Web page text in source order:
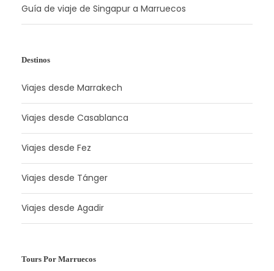
Guía de viaje de Singapur a Marruecos
Destinos
Viajes desde Marrakech
Viajes desde Casablanca
Viajes desde Fez
Viajes desde Tánger
Viajes desde Agadir
Tours Por Marruecos